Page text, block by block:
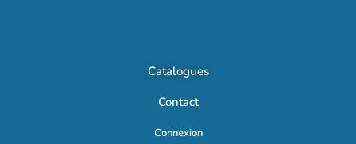
Catalogues
Contact
Connexion